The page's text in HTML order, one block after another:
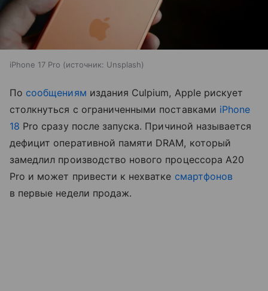
iPhone 17 Pro источник: Unsplash
По сообщениям издания Culpium, Apple рискует
столкнуться с ограниченными поставками iPhone
18 Pro сразу после запуска. Причиной называется
дефицит оперативной памяти DRAM, который
замедлил производство нового процессора A20
Pro и может привести к нехватке смартфонов
в первые недели продаж.